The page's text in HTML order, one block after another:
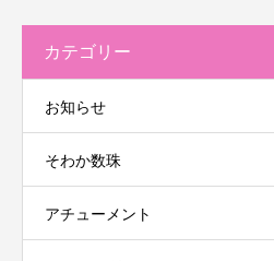
カテゴリー
お知らせ
そわか数珠
アチューメント